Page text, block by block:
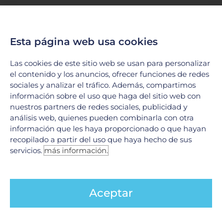
En el Hospital Galenia, la excelencia médica y la tecnología
el tratamiento de afecciones complejas. Hoy
LEER MÁS »
Esta página web usa cookies
Las cookies de este sitio web se usan para personalizar
el contenido y los anuncios, ofrecer funciones de redes
sociales y analizar el tráfico. Además, compartimos
información sobre el uso que haga del sitio web con
nuestros partners de redes sociales, publicidad y
análisis web, quienes pueden combinarla con otra
información que les haya proporcionado o que hayan
recopilado a partir del uso que haya hecho de sus
servicios.más información.
Aceptar